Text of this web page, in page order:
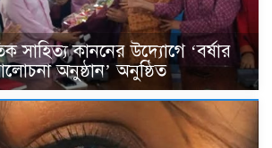
সাহিত্য কাননের উদ্যোগে ‘বর্ষার
অনুষ্ঠান’ অনুষ্ঠিত